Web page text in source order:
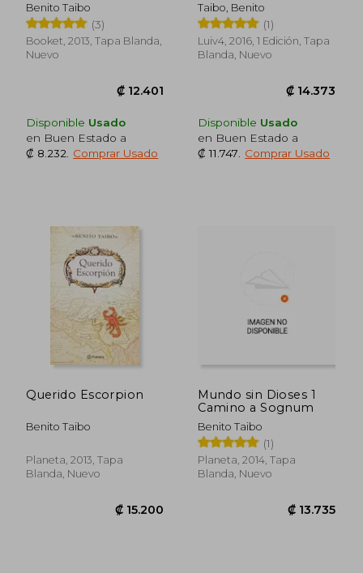
₡ 13.363 ₡
Benito Taibo
(3)
Booket, 2013, Tapa Blanda,
Nuevo
Disponible Usado
en Buen Estado a
₡ 8.232
Comprar Usado
Taibo, Benito
(1)
Luiv4, 2016, 1 Edición, Tapa
Blanda, Nuevo
Disponible Usado
en Buen Estado a
₡ 11.747
Comprar Usado
Querido Escorpion
Benito Taibo
Planeta, 2013, Tapa
Blanda, Nuevo
Mundo sin Dioses 1
Camino a Sognum
Benito Taibo
(1)
Planeta, 2014, Tapa
Blanda, Nuevo